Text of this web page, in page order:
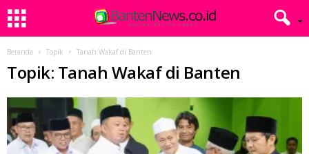
Beranda Topik Tanah Wakaf di Banten
Topik: Tanah Wakaf di Banten